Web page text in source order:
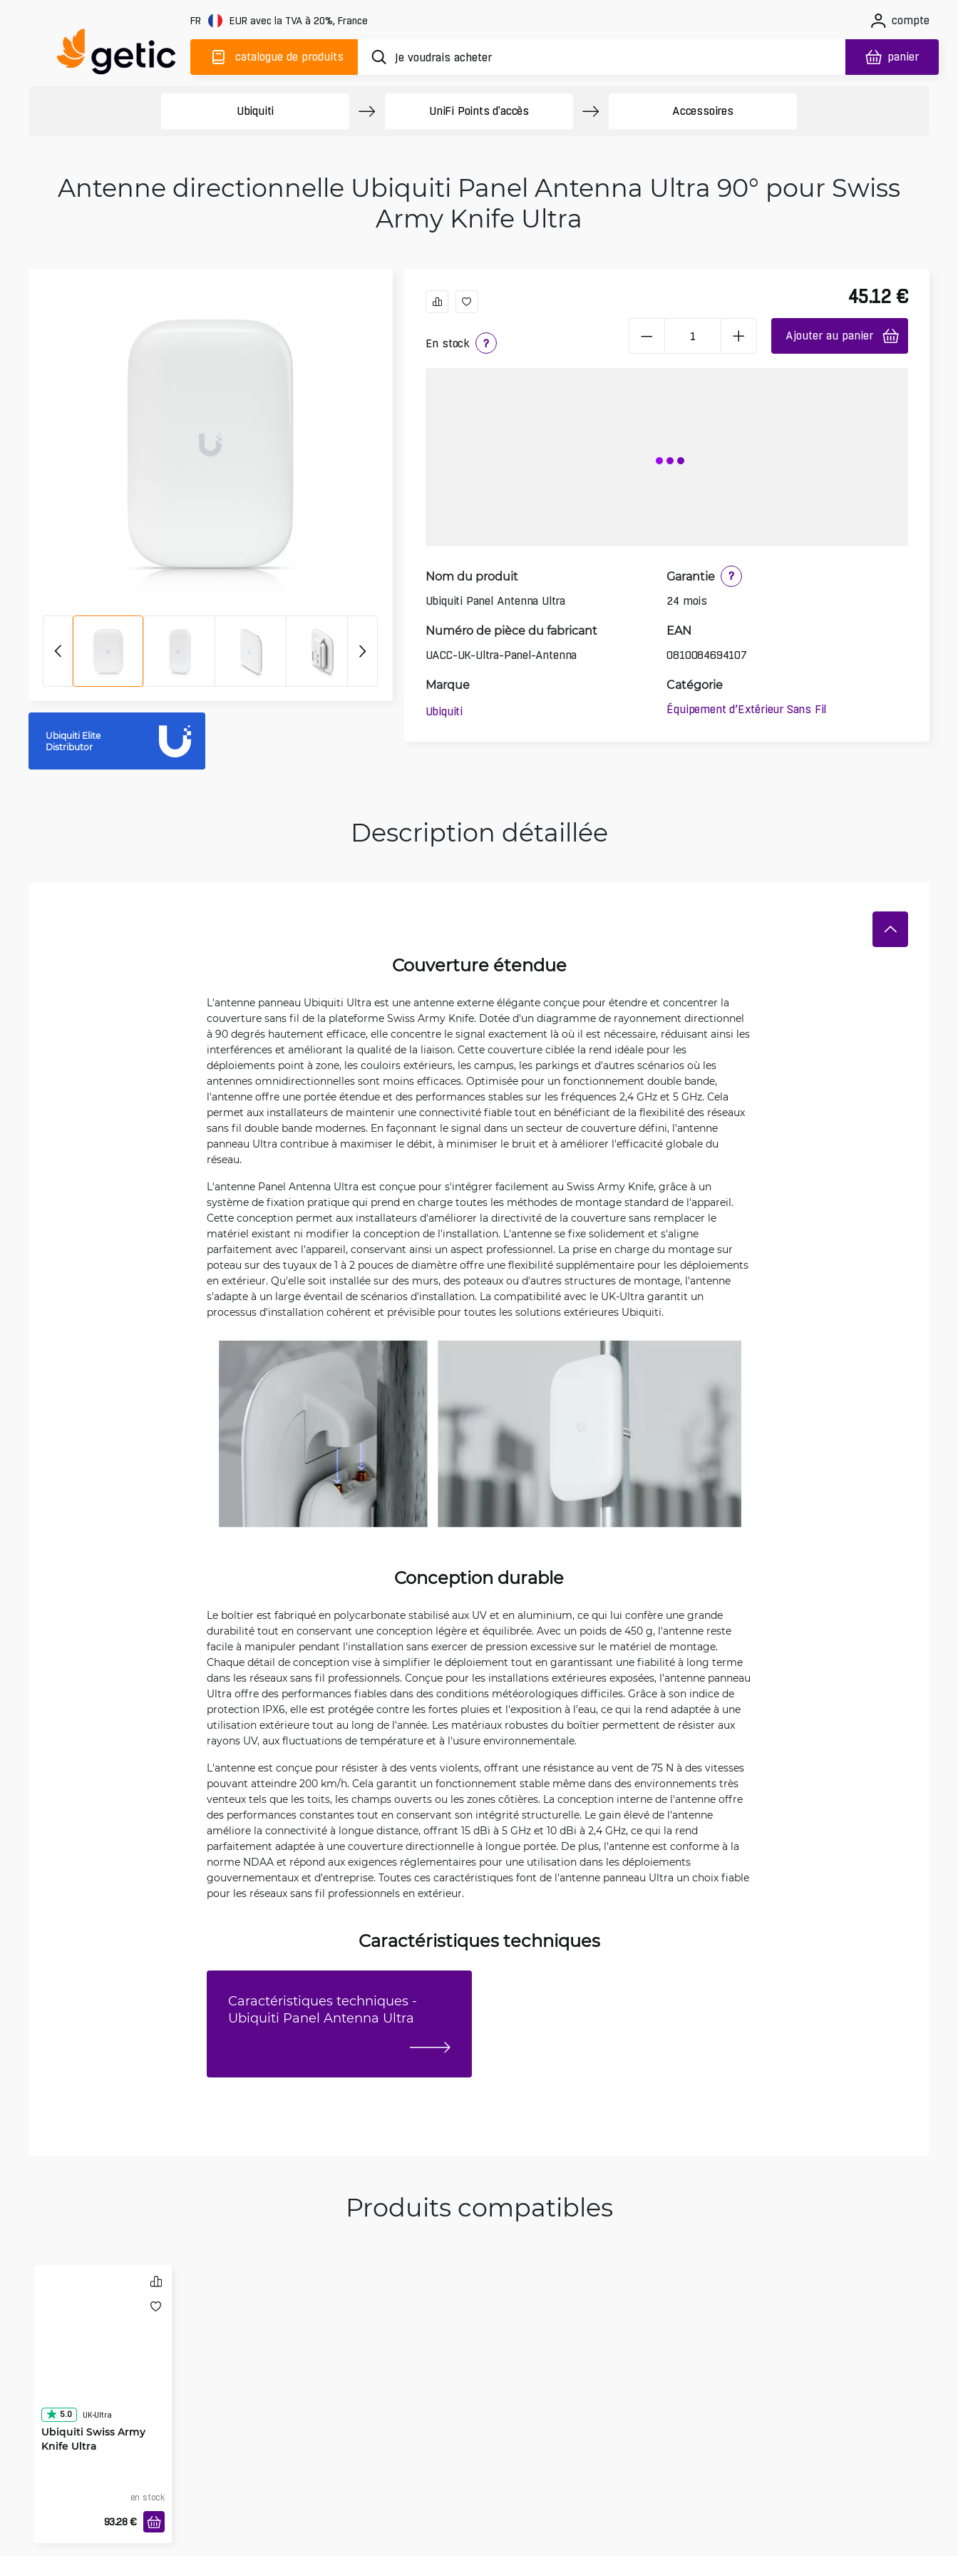
FR EUR avec la TVA à 20%, France compte
catalogue de produits panier
Ubiquiti UniFi Points d'accès Accessoires
Antenne directionnelle Ubiquiti Panel Antenna Ultra 90° pour Swiss
Army Knife Ultra
Ubiquiti Elite
Distributor
En stock ?
45.12 €
Ajouter au panier
Nom du produit
Ubiquiti Panel Antenna Ultra
Garantie
?
24 mois
Numéro de pièce du fabricant
UACC-UK-Ultra-Panel-Antenna
EAN
0810084694107
Marque
Ubiquiti
Catégorie
Équipement d’Extérieur Sans Fil
Description détaillée
Couverture étendue
L'antenne panneau Ubiquiti Ultra est une antenne externe élégante conçue pour étendre et concentrer la
couverture sans fil de la plateforme Swiss Army Knife. Dotée d'un diagramme de rayonnement directionnel
à 90 degrés hautement efficace, elle concentre le signal exactement là où il est nécessaire, réduisant ainsi les
interférences et améliorant la qualité de la liaison. Cette couverture ciblée la rend idéale pour les
déploiements point à zone, les couloirs extérieurs, les campus, les parkings et d'autres scénarios où les
antennes omnidirectionnelles sont moins efficaces. Optimisée pour un fonctionnement double bande,
l'antenne offre une portée étendue et des performances stables sur les fréquences 2,4 GHz et 5 GHz. Cela
permet aux installateurs de maintenir une connectivité fiable tout en bénéficiant de la flexibilité des réseaux
sans fil double bande modernes. En façonnant le signal dans un secteur de couverture défini, l'antenne
panneau Ultra contribue à maximiser le débit, à minimiser le bruit et à améliorer l'efficacité globale du
réseau.
L'antenne Panel Antenna Ultra est conçue pour s'intégrer facilement au Swiss Army Knife, grâce à un
système de fixation pratique qui prend en charge toutes les méthodes de montage standard de l'appareil.
Cette conception permet aux installateurs d'améliorer la directivité de la couverture sans remplacer le
matériel existant ni modifier la conception de l'installation. L'antenne se fixe solidement et s'aligne
parfaitement avec l'appareil, conservant ainsi un aspect professionnel. La prise en charge du montage sur
poteau sur des tuyaux de 1 à 2 pouces de diamètre offre une flexibilité supplémentaire pour les déploiements
en extérieur. Qu'elle soit installée sur des murs, des poteaux ou d'autres structures de montage, l'antenne
s'adapte à un large éventail de scénarios d'installation. La compatibilité avec le UK-Ultra garantit un
processus d'installation cohérent et prévisible pour toutes les solutions extérieures Ubiquiti.
Conception durable
Le boîtier est fabriqué en polycarbonate stabilisé aux UV et en aluminium, ce qui lui confère une grande
durabilité tout en conservant une conception légère et équilibrée. Avec un poids de 450 g, l'antenne reste
facile à manipuler pendant l'installation sans exercer de pression excessive sur le matériel de montage.
Chaque détail de conception vise à simplifier le déploiement tout en garantissant une fiabilité à long terme
dans les réseaux sans fil professionnels. Conçue pour les installations extérieures exposées, l'antenne panneau
Ultra offre des performances fiables dans des conditions météorologiques difficiles. Grâce à son indice de
protection IPX6, elle est protégée contre les fortes pluies et l'exposition à l'eau, ce qui la rend adaptée à une
utilisation extérieure tout au long de l'année. Les matériaux robustes du boîtier permettent de résister aux
rayons UV, aux fluctuations de température et à l'usure environnementale.
L'antenne est conçue pour résister à des vents violents, offrant une résistance au vent de 75 N à des vitesses
pouvant atteindre 200 km/h. Cela garantit un fonctionnement stable même dans des environnements très
venteux tels que les toits, les champs ouverts ou les zones côtières. La conception interne de l'antenne offre
des performances constantes tout en conservant son intégrité structurelle. Le gain élevé de l'antenne
améliore la connectivité à longue distance, offrant 15 dBi à 5 GHz et 10 dBi à 2,4 GHz, ce qui la rend
parfaitement adaptée à une couverture directionnelle à longue portée. De plus, l'antenne est conforme à la
norme NDAA et répond aux exigences réglementaires pour une utilisation dans les déploiements
gouvernementaux et d'entreprise. Toutes ces caractéristiques font de l'antenne panneau Ultra un choix fiable
pour les réseaux sans fil professionnels en extérieur.
Caractéristiques techniques
Caractéristiques techniques -
Ubiquiti Panel Antenna Ultra
Produits compatibles
5.0 UK-Ultra
Ubiquiti Swiss Army
Knife Ultra
en stock
93.28 €